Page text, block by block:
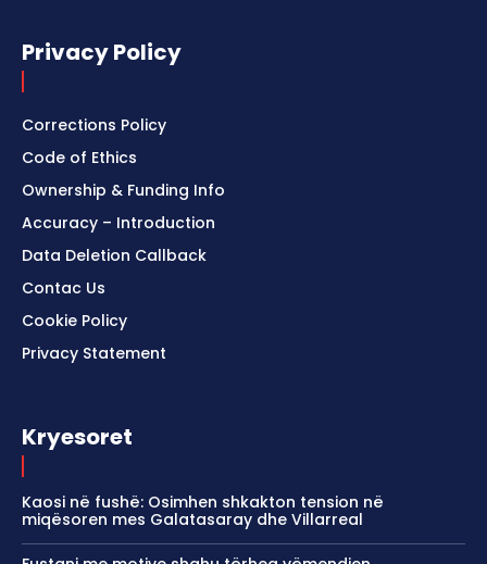
Privacy Policy
Corrections Policy
Code of Ethics
Ownership & Funding Info
Accuracy – Introduction
Data Deletion Callback
Contac Us
Cookie Policy
Privacy Statement
Kryesoret
Kaosi në fushë: Osimhen shkakton tension në
miqësoren mes Galatasaray dhe Villarreal